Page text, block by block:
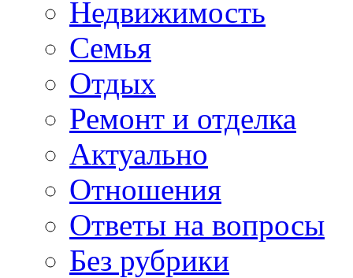
Недвижимость
Семья
Отдых
Ремонт и отделка
Актуально
Отношения
Ответы на вопросы
Без рубрики